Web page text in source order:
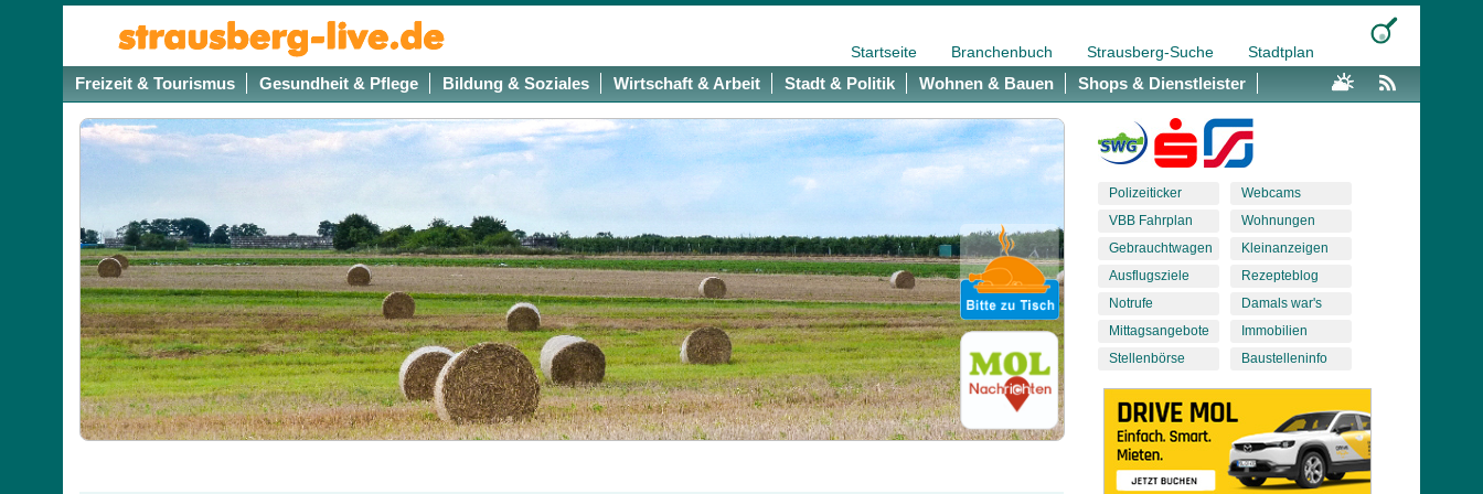
Startseite Branchenbuch Strausberg-Suche Stadtplan
Freizeit & Tourismus Gesundheit & Pflege Bildung & Soziales Wirtschaft & Arbeit Stadt & Politik Wohnen & Bauen Shops & Dienstleister
Polizeiticker
VBB Fahrplan
Gebrauchtwagen
Ausflugsziele
Notrufe
Mittagsangebote
Stellenbörse
Webcams
Wohnungen
Kleinanzeigen
Rezepteblog
Damals war's
Immobilien
Baustelleninfo